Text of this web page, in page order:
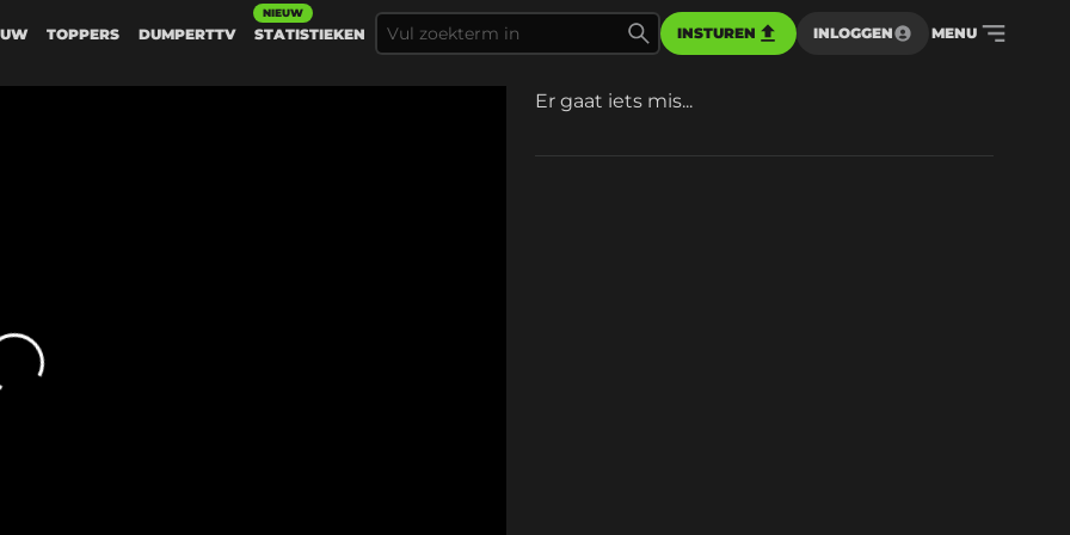
TOPPERS DUMPERTTV STATISTIEKEN
NIEUW
INSTUREN INLOGGEN MENU
Er gaat iets mis...